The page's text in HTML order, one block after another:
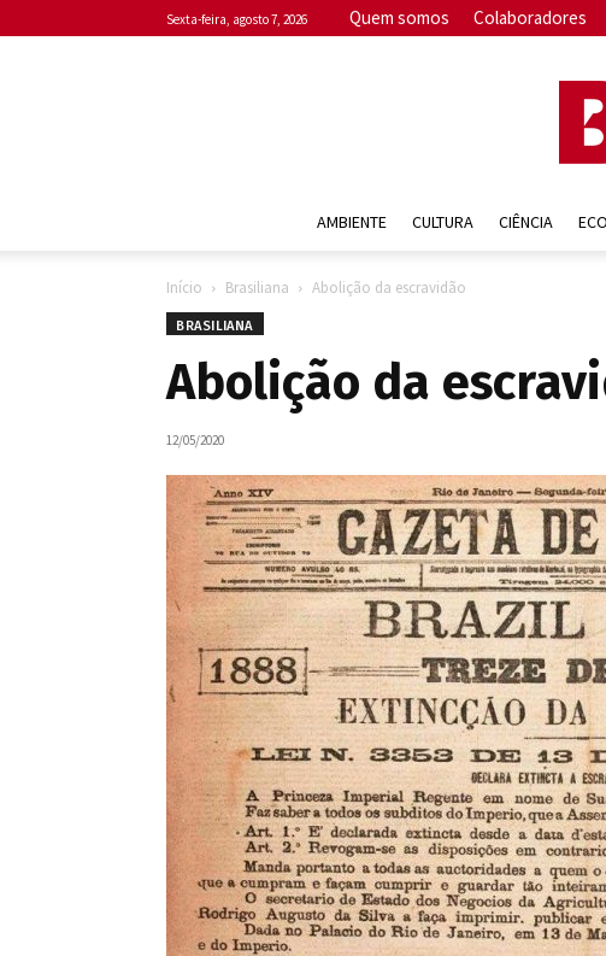
sexta-feira, agosto 7, 2026 Quem somos Colaboradores
AMBIENTE CULTURA CIÊNCIA
Início Brasiliana Abolição da escravidão
BRASILIANA
Abolição da
12/05/2020